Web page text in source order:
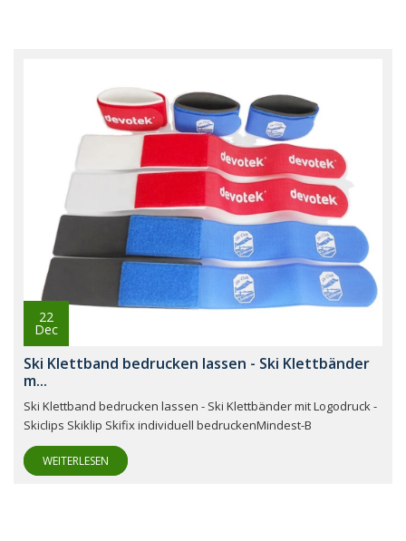
22
Dec
Ski Klettband bedrucken lassen - Ski Klettbänder
m...
Ski Klettband bedrucken lassen - Ski Klettbänder mit Logodruck -
Skiclips Skiklip Skifix individuell bedruckenMindest-B
WEITERLESEN